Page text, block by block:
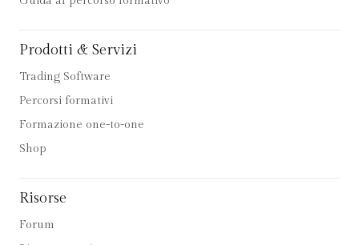
Prodotti & Servizi
Trading Software
Percorsi formativi
Formazione one-to-one
Shop
Risorse
Forum